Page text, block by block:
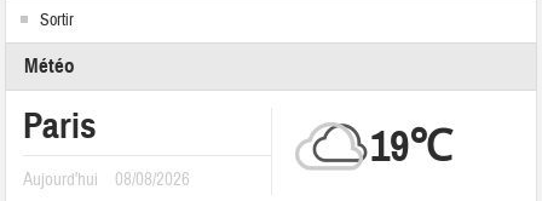
Sortir
Météo
Paris
Aujourd'hui 08/08/2026
19℃